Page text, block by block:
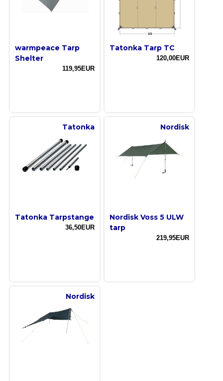
warmpeace Tarp
Shelter
119,95EUR
Tatonka Tarp TC
120,00EUR
Tatonka
Tatonka Tarpstange
36,50EUR
Nordisk
Nordisk Voss 5 ULW
tarp
219,95EUR
Nordisk